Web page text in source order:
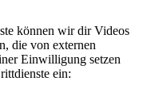
können wir dir Videos
die von externen
Einwilligung setzen
ein: